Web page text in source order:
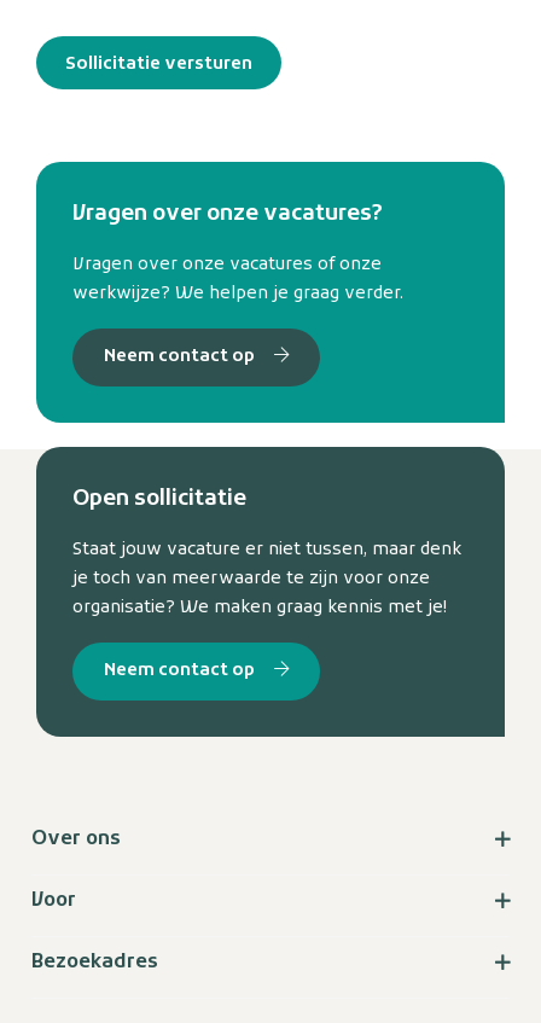
Sollicitatie versturen
Vragen over onze vacatures?
Vragen over onze vacatures of onze
werkwijze? We helpen je graag verder.
Neem contact op
Open sollicitatie
Staat jouw vacature er niet tussen, maar denk
je toch van meerwaarde te zijn voor onze
organisatie? We maken graag kennis met je!
Neem contact op
Over ons
Voor
Bezoekadres